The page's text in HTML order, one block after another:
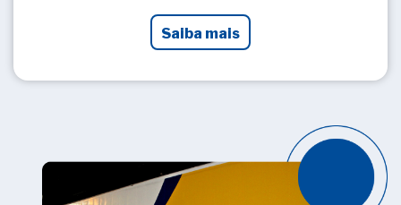
Saiba mais